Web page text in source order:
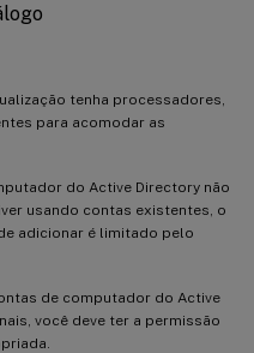
tenha processadores,
para acomodar as
do Active Directory não
usando contas existentes, o
adicionar é limitado pelo
de computador do Active
você deve ter a permissão